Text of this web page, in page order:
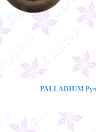
PALLADIUM